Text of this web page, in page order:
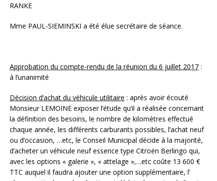
RANKE
Mme PAUL-SIEMINSKI a été élue secrétaire de séance.
Approbation du compte-rendu de la réunion du 6 juillet 2017 :
à l’unanimité
Décision d’achat du véhicule utilitaire : après avoir écouté
Monsieur LEMOINE exposer l’étude qu’il a réalisée concernant
la définition des besoins, le nombre de kilomètres effectué
chaque année, les différents carburants possibles, l’achat neuf
ou d’occasion, …etc, le Conseil Municipal décide à la majorité,
d’acheter un véhicule neuf essence type Citroën Berlingo qui,
avec les options « galerie », « attelage »,…etc coûte 13 600 €
TTC auquel il faudra ajouter une option supplémentaire, l’